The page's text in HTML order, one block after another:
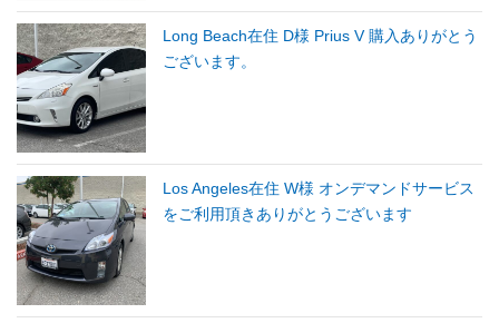
Long Beach在住 D様 Prius V 購入ありがとう
ございます。
Los Angeles在住 W様 オンデマンドサービス
をご利用頂きありがとうございます